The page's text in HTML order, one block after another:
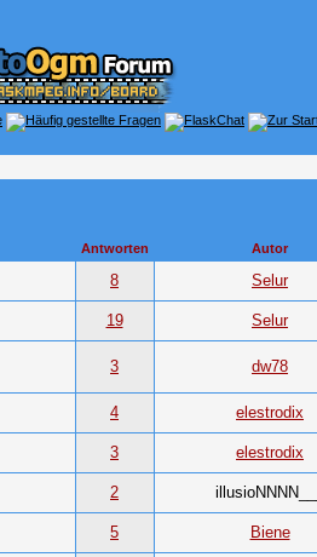
Antworten Autor
8 Selur
19 Selur
3 dw78
4 elestrodix
3 elestrodix
2 illusioNNNN___
5 Biene